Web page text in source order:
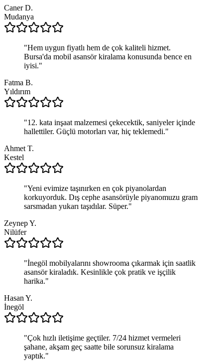
Caner D.
Mudanya
"Hem uygun fiyatlı hem de çok kaliteli hizmet.
Bursa'da mobil asansör kiralama konusunda bence en
iyisi."
Fatma B.
Yıldırım
"12. kata inşaat malzemesi çekecektik, saniyeler içinde
hallettiler. Güçlü motorları var, hiç teklemedi."
Ahmet T.
Kestel
"Yeni evimize taşınırken en çok piyanolardan
korkuyorduk. Dış cephe asansörüyle piyanomuzu gram
sarsmadan yukarı taşıdılar. Süper."
Zeynep Y.
Nilüfer
"İnegöl mobilyalarını showrooma çıkarmak için saatlik
asansör kiraladık. Kesinlikle çok pratik ve işçilik
harika."
Hasan Y.
İnegöl
"Çok hızlı iletişime geçtiler. 7/24 hizmet vermeleri
şahane, akşam geç saatte bile sorunsuz kiralama
yaptık."